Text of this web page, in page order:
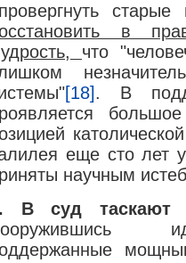
в
что
[18]. В
еще сто лет
научным
В суд таскают